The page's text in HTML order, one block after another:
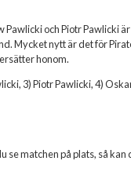
och Piotr Pawlicki
Mycket nytt är det för
honom.
3) Piotr Pawlicki, 4)
se matchen på plats, så